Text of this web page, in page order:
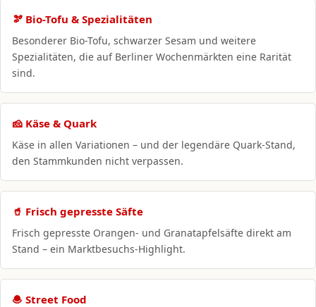
🫘 Bio-Tofu & Spezialitäten
Besonderer Bio-Tofu, schwarzer Sesam und weitere
Spezialitäten, die auf Berliner Wochenmärkten eine Rarität
sind.
🧀 Käse & Quark
Käse in allen Variationen – und der legendäre Quark-Stand,
den Stammkunden nicht verpassen.
🥤 Frisch gepresste Säfte
Frisch gepresste Orangen- und Granatapfelsäfte direkt am
Stand – ein Marktbesuchs-Highlight.
🧆 Street Food